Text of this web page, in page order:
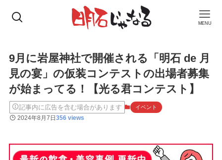
MENU
9月に岩屋神社で開催される「明石 de 月
見の宴」の仮装コンテストの出場者募集
が始まってる！【光る君コンテスト】
記事内に広告を含む場合があります イベント
2024年8月7日356 views